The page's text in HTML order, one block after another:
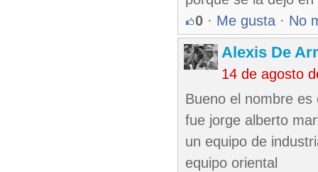
0 · Me gusta · No
Alexis De
14 de agosto
Bueno el nombre
fue jorge alberto
un equipo de
equipo oriental